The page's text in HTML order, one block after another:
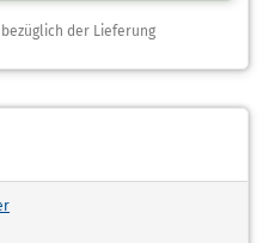
der Lieferung